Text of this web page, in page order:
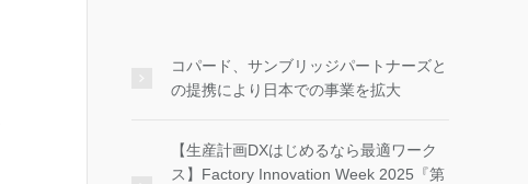
コパード、サンブリッジパートナーズと
の提携により日本での事業を拡大
【生産計画DXはじめるなら最適ワーク
ス】Factory Innovation Week 2025『第